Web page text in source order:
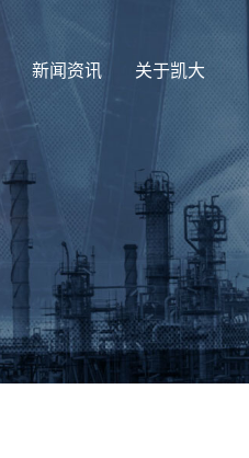
新闻资讯 关于凯大